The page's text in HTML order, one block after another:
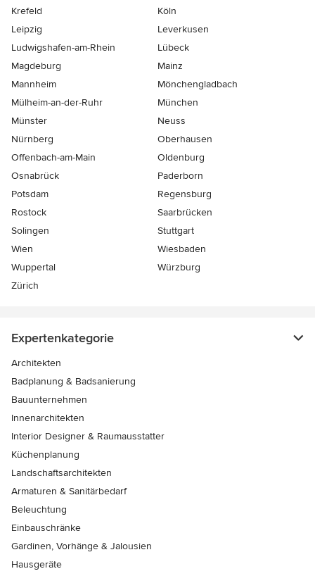
Krefeld
Köln
Leipzig
Leverkusen
Ludwigshafen-am-Rhein
Lübeck
Magdeburg
Mainz
Mannheim
Mönchen­gladbach
Mülheim-an-der-Ruhr
München
Münster
Neuss
Nürnberg
Oberhausen
Offenbach-am-Main
Oldenburg
Osnabrück
Paderborn
Potsdam
Regensburg
Rostock
Saarbrücken
Solingen
Stuttgart
Wien
Wiesbaden
Wuppertal
Würzburg
Zürich
Expertenkategorie
Architekten
Badplanung & Badsanierung
Bauunternehmen
Innenarchitekten
Interior Designer & Raumausstatter
Küchenplanung
Landschaftsarchitekten
Armaturen & Sanitärbedarf
Beleuchtung
Einbauschränke
Gardinen, Vorhänge & Jalousien
Hausgeräte